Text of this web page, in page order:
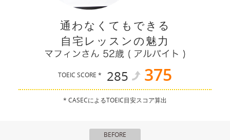
通わなくてもできる
自宅レッスンの魅力
TOEIC SCORE * 285 375
* CASECによるTOEIC目安スコア算出
BEFORE